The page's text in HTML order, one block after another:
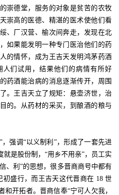
崇德堂，服务的对象是贫苦的农牧
崇高的医德、精湛的医术使他们看
、厂汉营、榆次间奔走，发现在北
如果能发明一种专门医治他们的药
的情怀，成为王吉天发明鸿茅药酒
们试用，结果他们的病情有所好
药酒能治病的消息逐渐传开，周围
。王吉天立了规矩：悬壶济世，治
的。从药材的采买，到酿酒的粮与
强调“以义制利”，形成了一套先进
是股份制，“用乡不用亲”，员工实
、利”的思想，很多晋商商号中都有
盛行，而王吉天这代晋商在 18 世
开拓者。晋商信奉“宁可人欠我，